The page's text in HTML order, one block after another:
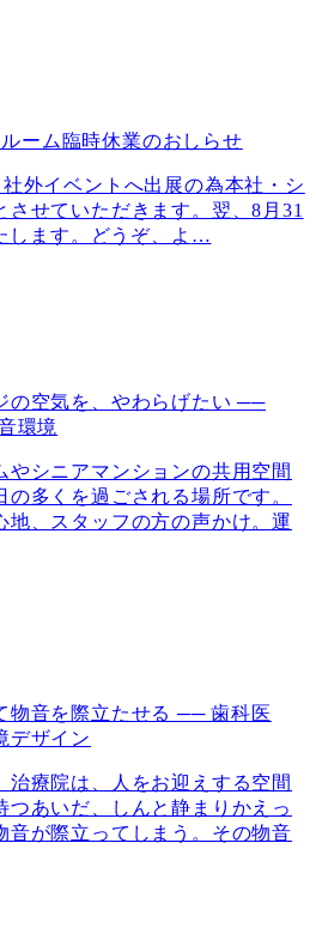
ーム臨時休業のおしらせ
外イベントへ出展の為本社・シ
させていただきます。翌、8月31
します。どうぞ、よ …
の空気を、やわらげたい ──
環境
やシニアマンションの共用空間
多くを過ごされる場所です。
地、スタッフの方の声かけ。運
物音を際立たせる ── 歯科医
デザイン
治療院は、人をお迎えする空間
つあいだ、しんと静まりかえっ
音が際立ってしまう。その物音